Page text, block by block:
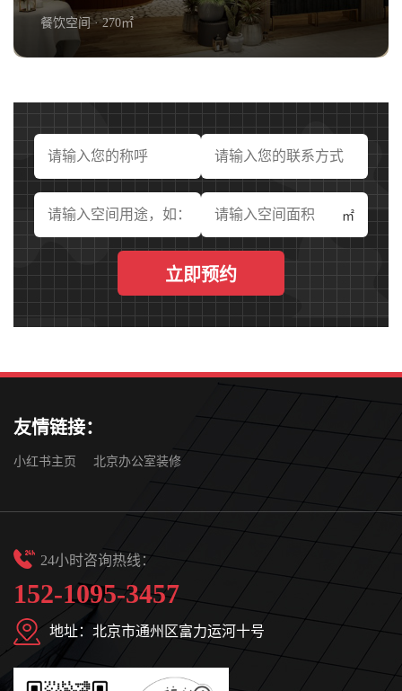
餐饮空间 · 270㎡
北京上品商业奥体店椒爱水煮鱼 - 主题餐厅
查看详情+
㎡
立即预约
友情链接：
小红书主页 北京办公室装修
24小时咨询热线：
152-1095-3457
地址：北京市通州区富力运河十号